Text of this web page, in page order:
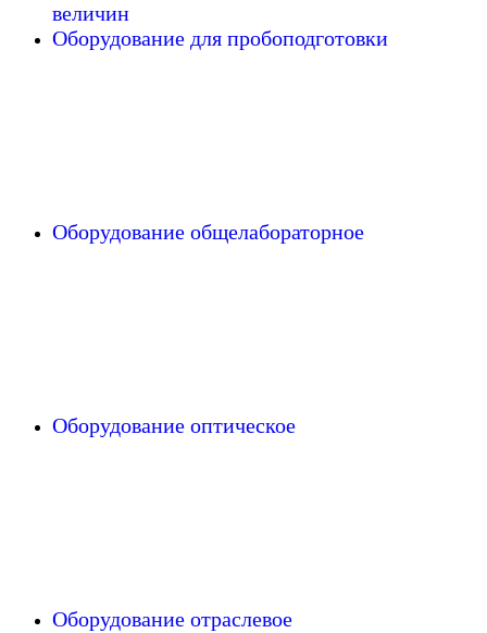
величин
Оборудование для пробоподготовки
Оборудование общелабораторное
Оборудование оптическое
Оборудование отраслевое